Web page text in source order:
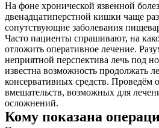
На фоне хронической язвенной
двенадцатиперстной кишки чаще
сопутствующие заболевания
Часто пациенты спрашивают, на
отложить оперативное лечение.
неприятной перспектива лечь под
известна возможность продолжать
консервативных средств. Проведём
вмешательств, возможных для
осложнений.
Кому показана